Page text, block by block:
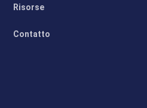
Risorse
Contatto